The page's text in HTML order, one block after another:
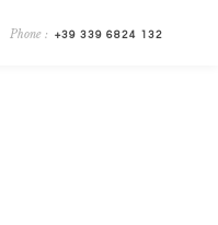
Phone : +39 339 6824 132